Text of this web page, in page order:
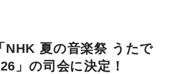
夏の⾳楽祭 うたで
」の司会に決定！